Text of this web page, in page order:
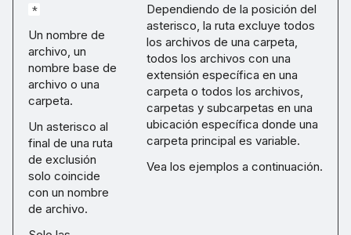
*
Un nombre de
archivo, un
nombre base de
archivo o una
carpeta.
Un asterisco al
final de una ruta
de exclusión
solo coincide
con un nombre
de archivo.
Dependiendo de la posición del
asterisco, la ruta excluye todos
los archivos de una carpeta,
todos los archivos con una
extensión específica en una
carpeta o todos los archivos,
carpetas y subcarpetas en una
ubicación específica donde una
carpeta principal es variable.
Vea los ejemplos a continuación.